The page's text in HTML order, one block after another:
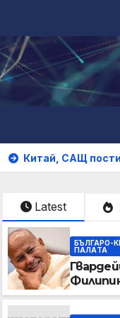
САЩ постигат
Latest
БЪЛГАРО-
ПАЛAТА